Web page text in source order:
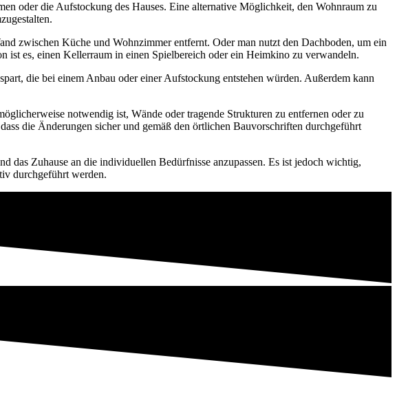
oder die Aufstockung des Hauses. Eine alternative Möglichkeit, den Wohnraum zu
zwischen Küche und Wohnzimmer entfernt. Oder man nutzt den Dachboden, um ein
ist es, einen Kellerraum in einen Spielbereich oder ein Heimkino zu verwandeln.
die bei einem Anbau oder einer Aufstockung entstehen würden. Außerdem kann
notwendig ist, Wände oder tragende Strukturen zu entfernen oder zu
die Änderungen sicher und gemäß den örtlichen Bauvorschriften durchgeführt
das Zuhause an die individuellen Bedürfnisse anzupassen. Es ist jedoch wichtig,
durchgeführt werden.